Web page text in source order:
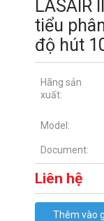
LASAIR
tiểu
độ hút
Hãng sản
xuất:
Model:
Document:
Liên hệ
Thêm vào